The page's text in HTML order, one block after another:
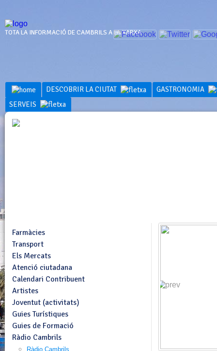
TOTA LA INFORMACIÓ DE CAMBRILS A LA XARXA
DESCOBRIR LA CIUTAT
GASTRONOMIA
SERVEIS
Farmàcies
Transport
Els Mercats
Atenció ciutadana
Calendari Contribuent
Artistes
Joventut (activitats)
Guies Turístiques
Guies de Formació
Ràdio Cambrils
Ràdio Cambrils